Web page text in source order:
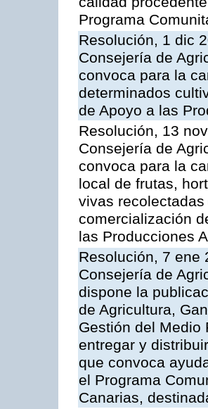
Programa
Resolución, 1 dic
Consejería de
convoca para la
determinados
de Apoyo a las
Resolución, 13
Consejería de
convoca para la
local de frutas,
vivas
comercialización
las Producciones
Resolución, 7 ene
Consejería de
dispone la
de Agricultura,
Gestión del Medio
entregar y
que convoca
el Programa
Canarias,